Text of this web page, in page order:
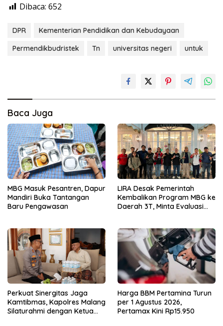
Dibaca: 652
DPR
Kementerian Pendidikan dan Kebudayaan
Permendikbudristek
Tn universitas negeri untuk
Baca Juga
MBG Masuk Pesantren, Dapur
Mandiri Buka Tantangan
Baru Pengawasan
LIRA Desak Pemerintah
Kembalikan Program MBG ke
Daerah 3T, Minta Evaluasi
Perkuat Sinergitas Jaga
Kamtibmas, Kapolres Malang
Silaturahmi dengan Ketua
Harga BBM Pertamina Turun
per 1 Agustus 2026,
Pertamax Kini Rp15.950